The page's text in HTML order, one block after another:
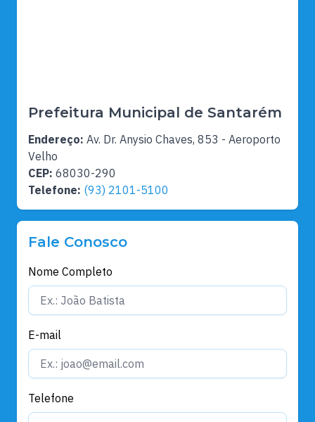
Prefeitura Municipal de Santarém
Endereço: Av. Dr. Anysio Chaves, 853 - Aeroporto
Velho
CEP: 68030-290
Telefone: (93) 2101-5100
Fale Conosco
Nome Completo
E-mail
Telefone